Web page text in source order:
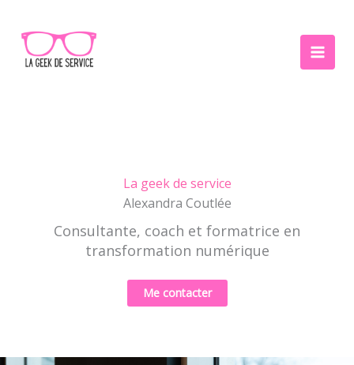
contenu
La geek de service
Alexandra Coutlée
Consultante, coach et formatrice en
transformation numérique
Me contacter